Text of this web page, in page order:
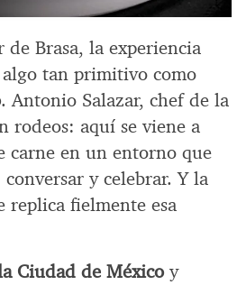
de Brasa, la experiencia
tan primitivo como
. Antonio Salazar, chef de la
rodeos: aquí se viene a
carne en un entorno que
y celebrar. Y la
replica fielmente esa
Ciudad de Méxicoy